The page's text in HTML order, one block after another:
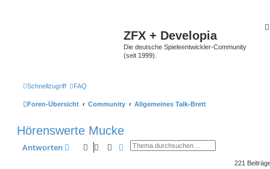
ZFX + Developia
Die deutsche Spieleentwickler-Community
(seit 1999).
Schnellzugriff FAQ
Foren-Übersicht Community Allgemeines Talk-Brett
Hörenswerte Mucke
Antworten SucheErweiterte Suche
221